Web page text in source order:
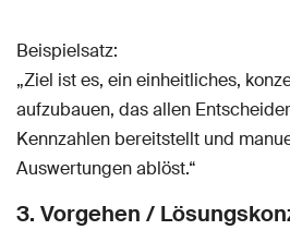
Beispielsatz:
„Ziel ist es, ein einheitliches,
aufzubauen, das allen
Kennzahlen bereitstellt und
Auswertungen ablöst.“
3. Vorgehen /